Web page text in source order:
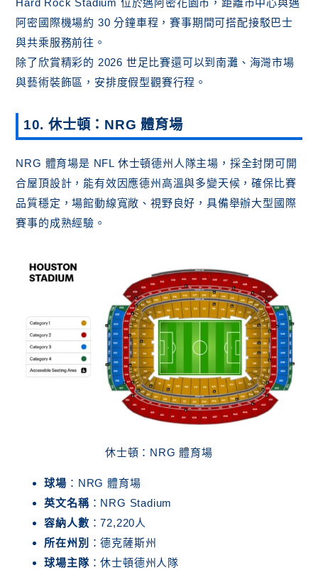
阿密國際機場約 30 分鐘車程，賽事期間可搭配接駁巴士
與共乘服務前往。
除了欣賞精彩的 2026 世足比賽還可以到南灘、海灣市場
與藝術裝飾區，安排度假型觀賽行程。
10. 休士頓：NRG 體育場
NRG 體育場是 NFL 休士頓德州人隊主場，採全封閉可開
合屋頂設計，能有效因應德州高溫與多變天候，確保比賽
品質穩定，場館動線寬敞、視野良好，具備舉辦大型國際
賽事的成熟經驗。
休士頓：NRG 體育場
球場 ：NRG 體育場
英文名稱：NRG Stadium
容納人數 ：72,220人
所在州別
：德克薩斯州
球場主隊：休士頓德州人隊